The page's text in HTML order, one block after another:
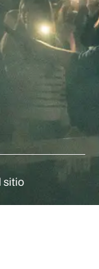
sitio